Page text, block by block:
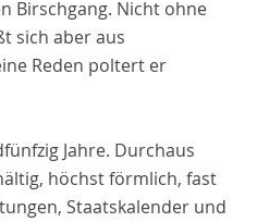
Birschgang. Nicht ohne
sich aber aus
Reden poltert er
Jahre. Durchaus
höchst förmlich, fast
Staatskalender und